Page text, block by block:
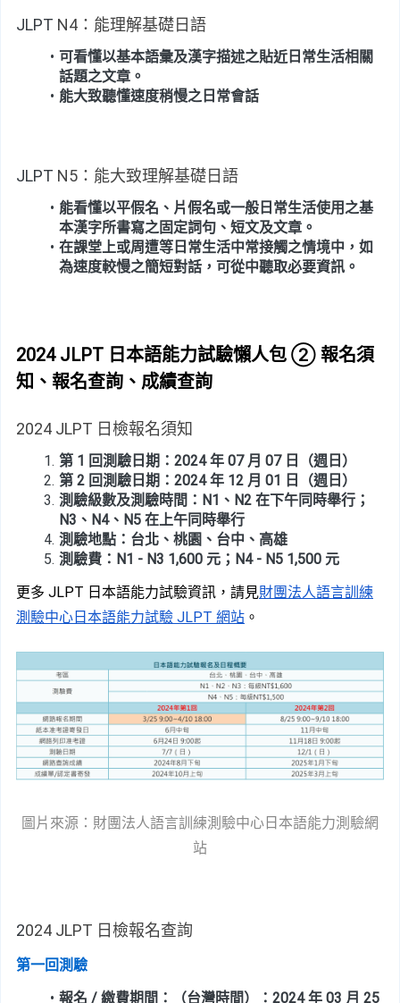
JLPT N4：能理解基礎日語
可看懂以基本語彙及漢字描述之貼近日常生活相關
話題之文章。
能大致聽懂速度稍慢之日常會話
JLPT N5：能大致理解基礎日語
能看懂以平假名、片假名或一般日常生活使用之基
本漢字所書寫之固定詞句、短文及文章。
在課堂上或周遭等日常生活中常接觸之情境中，如
為速度較慢之簡短對話，可從中聽取必要資訊。
2024 JLPT 日本語能力試驗懶人包 ② 報名須
知、報名查詢、成績查詢
2024 JLPT 日檢報名須知
第 1 回測驗日期：2024 年 07 月 07 日（週日）
第 2 回測驗日期：2024 年 12 月 01 日（週日）
測驗級數及測驗時間：N1、N2 在下午同時舉行；
N3、N4、N5 在上午同時舉行
測驗地點：台北、桃園、台中、高雄
測驗費：N1 - N3 1,600 元；N4 - N5 1,500 元
更多 JLPT 日本語能力試驗資訊，請見財團法人語言訓練
測驗中心日本語能力試驗 JLPT 網站 。
圖片來源：財團法人語言訓練測驗中心日本語能力測驗網
站
2024 JLPT 日檢報名查詢
第一回測驗
報名 / 繳費期間：（台灣時間）：2024 年 03 月 25